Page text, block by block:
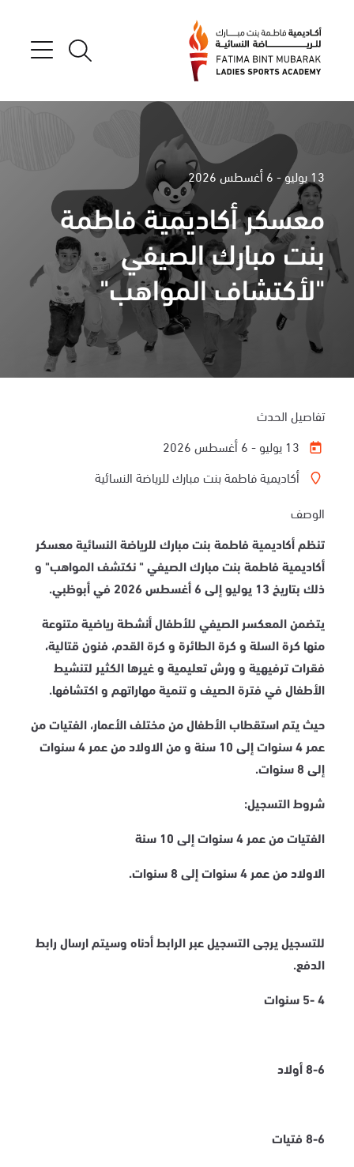
13 يوليو - 6 أغسطس 2026
معسكر أكاديمية فاطمة
بنت مبارك الصيفي
"لأكتشاف المواهب"
تفاصيل الحدث
13 يوليو - 6 أغسطس 2026
أكاديمية فاطمة بنت مبارك للرياضة النسائية
الوصف
تنظم أكاديمية فاطمة بنت مبارك للرياضة النسائية معسكر
أكاديمية فاطمة بنت مبارك الصيفي " نكتشف المواهب" و
ذلك بتاريخ 13 يوليو إلى 6 أغسطس 2026 في أبوظبي.
يتضمن المعكسر الصيفي للأطفال أنشطة رياضية متنوعة
منها كرة السلة و كرة الطائرة و كرة القدم، فنون قتالية،
فقرات ترفيهية و ورش تعليمية و غيرها الكثير لتنشيط
الأطفال في فترة الصيف و تنمية مهاراتهم و اكتشافها.
حيث يتم استقطاب الأطفال من مختلف الأعمار، الفتيات من
عمر 4 سنوات إلى 10 سنة و من الاولاد من عمر 4 سنوات
إلى 8 سنوات.
شروط التسجيل:
الفتيات من عمر 4 سنوات إلى 10 سنة
الاولاد من عمر 4 سنوات إلى 8 سنوات.
للتسجيل يرجى التسجيل عبر الرابط أدناه وسيتم ارسال رابط
الدفع.
4 -5 سنوات
8-6 أولاد
8-6 فتيات